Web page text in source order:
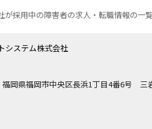
採用中の障害者の求人・転職情報の一覧
システム株式会社
福岡県福岡市中央区長浜1丁目4番6号 三